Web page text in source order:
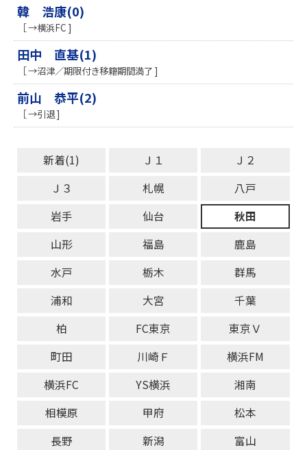
韓 浩康(0)
［ →横浜FC ]
田中 直基(1)
［ →沼津／期限付き移籍期間満了 ]
前山 恭平(2)
［ →引退 ]
新着(1) Ｊ１
Ｊ２
Ｊ３
札幌
八戸
岩手
仙台
秋田
山形
福島
鹿島
水戸
栃木
群馬
浦和
大宮
千葉
柏
FC東京
東京Ｖ
町田
川崎Ｆ
横浜FM
横浜FC
YS横浜
湘南
相模原
甲府
松本
長野
新潟
富山